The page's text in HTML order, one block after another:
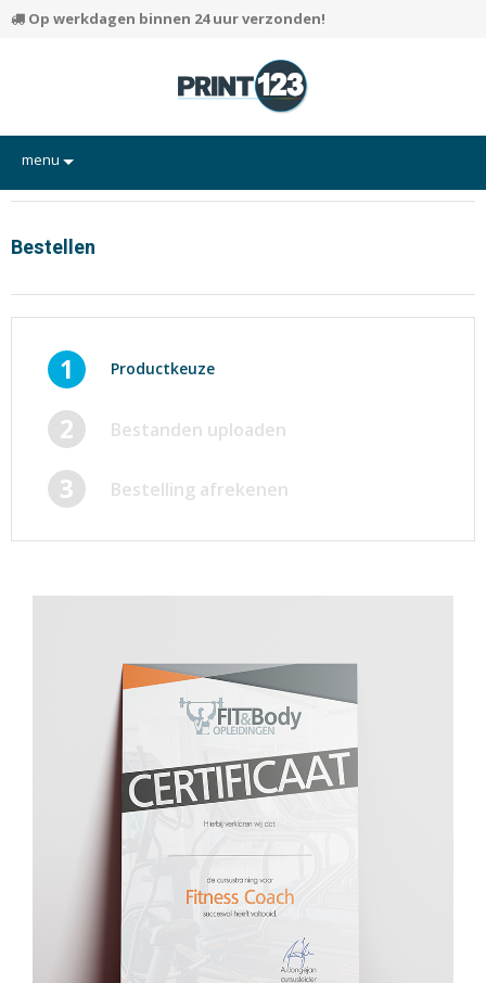
Op werkdagen binnen 24 uur verzonden!
menu
Flyers
Hand-outs/Losbladig
Posters
Rapporten/Verslagen
Certificaten/Diploma's
Visitekaartjes
Alle producten
Certificaten/Diploma's
Doordruksets
Enveloppen
Bestellen
1 Productkeuze
2 Bestanden uploaden
3 Bestelling afrekenen